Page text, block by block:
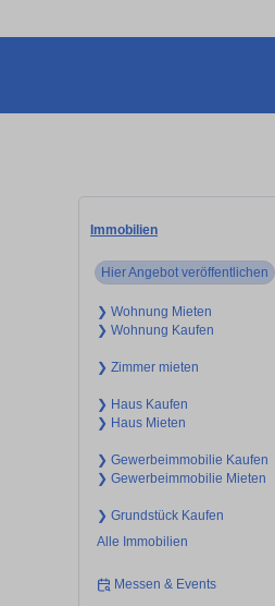
Immobilien
Hier Angebot veröffentlichen
❯ Wohnung Mieten
❯ Wohnung Kaufen
❯ Zimmer mieten
❯ Haus Kaufen
❯ Haus Mieten
❯ Gewerbeimmobilie Kaufen
❯ Gewerbeimmobilie Mieten
❯ Grundstück Kaufen
Alle Immobilien
Messen & Events